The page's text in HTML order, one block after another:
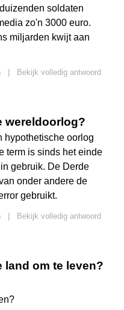
soldaten
zo'n 3000 euro.
miljarden kwijt aan
Bekijk volledig antwoord
wereldoorlog?
hypothetische oorlog
term is sinds het einde
gebruik. De Derde
onder andere de
gebruikt.
Bekijk volledig antwoord
land om te leven?